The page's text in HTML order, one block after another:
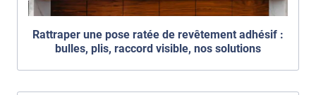
Rattraper une pose ratée de revêtement adhésif :
bulles, plis, raccord visible, nos solutions